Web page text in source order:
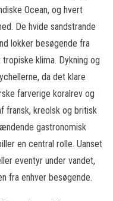
Ocean, og hvert
De hvide sandstrande
lokker besøgende fra
klima. Dykning og
da det klare
farverige koralrev og
fransk, kreolsk og britisk
gastronomisk
en central rolle. Uanset
eventyr under vandet,
fra enhver besøgende.